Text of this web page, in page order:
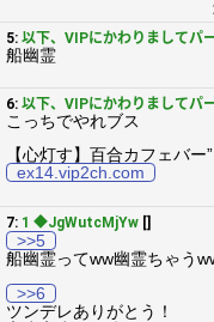
5: 以下、VIPにかわりましてパ
船幽霊
6: 以下、VIPにかわりましてパ
こっちでやれブス
【心灯す】百合カフェバー
ex14.vip2ch.com
7: 1 ◆JgWutcMjYw []
>>5
船幽霊ってww幽霊ちゃう
>>6
ツンデレありがとう！